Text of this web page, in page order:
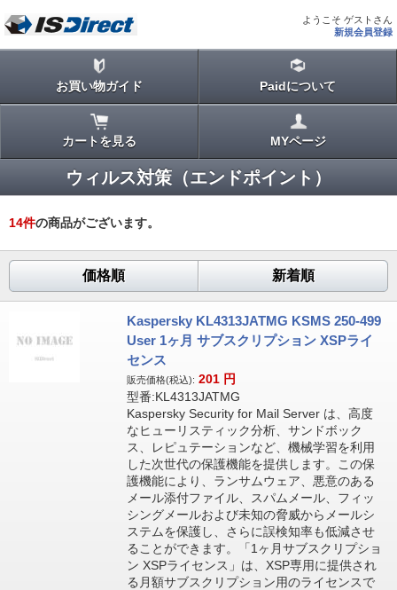
ようこそ ゲストさん
新規会員登録
お買い物ガイド Paidについて
カートを見る MYページ
ウィルス対策（エンドポイント）
14件の商品がございます。
価格順 新着順
Kaspersky KL4313JATMG KSMS 250-499
User 1ヶ月 サブスクリプション XSPライ
センス
販売価格(税込): 201 円
型番:KL4313JATMG
Kaspersky Security for Mail Server は、高度
なヒューリスティック分析、サンドボック
ス、レピュテーションなど、機械学習を利用
した次世代の保護機能を提供します。この保
護機能により、ランサムウェア、悪意のある
メール添付ファイル、スパムメール、フィッ
シングメールおよび未知の脅威からメールシ
ステムを保護し、さらに誤検知率も低減させ
ることができます。「1ヶ月サブスクリプショ
ン XSPライセンス」は、XSP専用に提供され
る月額サブスクリプション用のライセンスで